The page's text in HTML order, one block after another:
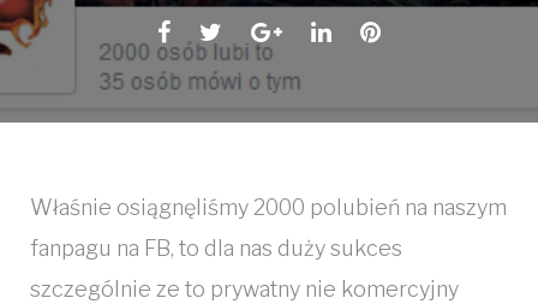
Facebook
TwitterGoogle+
LinkedInPinterest
Właśnie osiągnęliśmy 2000 polubień na naszym
fanpagu na FB, to dla nas duży sukces
szczególnie ze to prywatny nie komercyjny